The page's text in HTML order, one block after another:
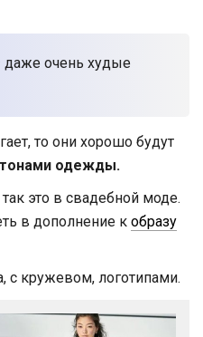
даже очень худые
то они хорошо будут
одежды.
это в свадебной моде.
в дополнение к образу
с кружевом, логотипами.